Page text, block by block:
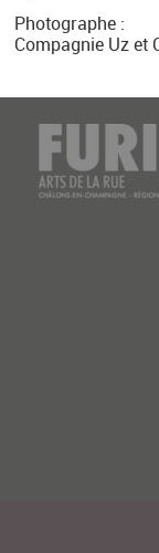
Photographe :
Compagnie Uz et